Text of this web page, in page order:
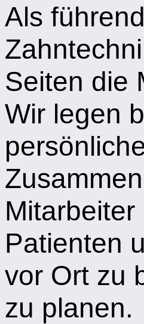
Als
Seiten die
Wir legen
Patienten
vor Ort zu
zu planen.